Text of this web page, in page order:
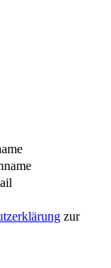
zur